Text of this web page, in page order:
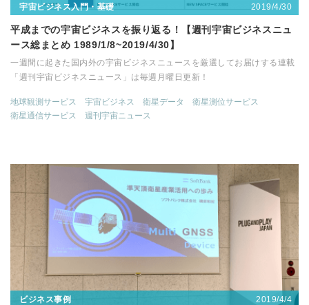
宇宙ビジネス入門・基礎 2019/4/30
平成までの宇宙ビジネスを振り返る！【週刊宇宙ビジネスニュ
ース総まとめ 1989/1/8~2019/4/30】
一週間に起きた国内外の宇宙ビジネスニュースを厳選してお届けする連載
「週刊宇宙ビジネスニュース」は毎週月曜日更新！
地球観測サービス 宇宙ビジネス 衛星データ
衛星測位サービス
衛星通信サービス
週刊宇宙ニュース
ビジネス事例 2019/4/4